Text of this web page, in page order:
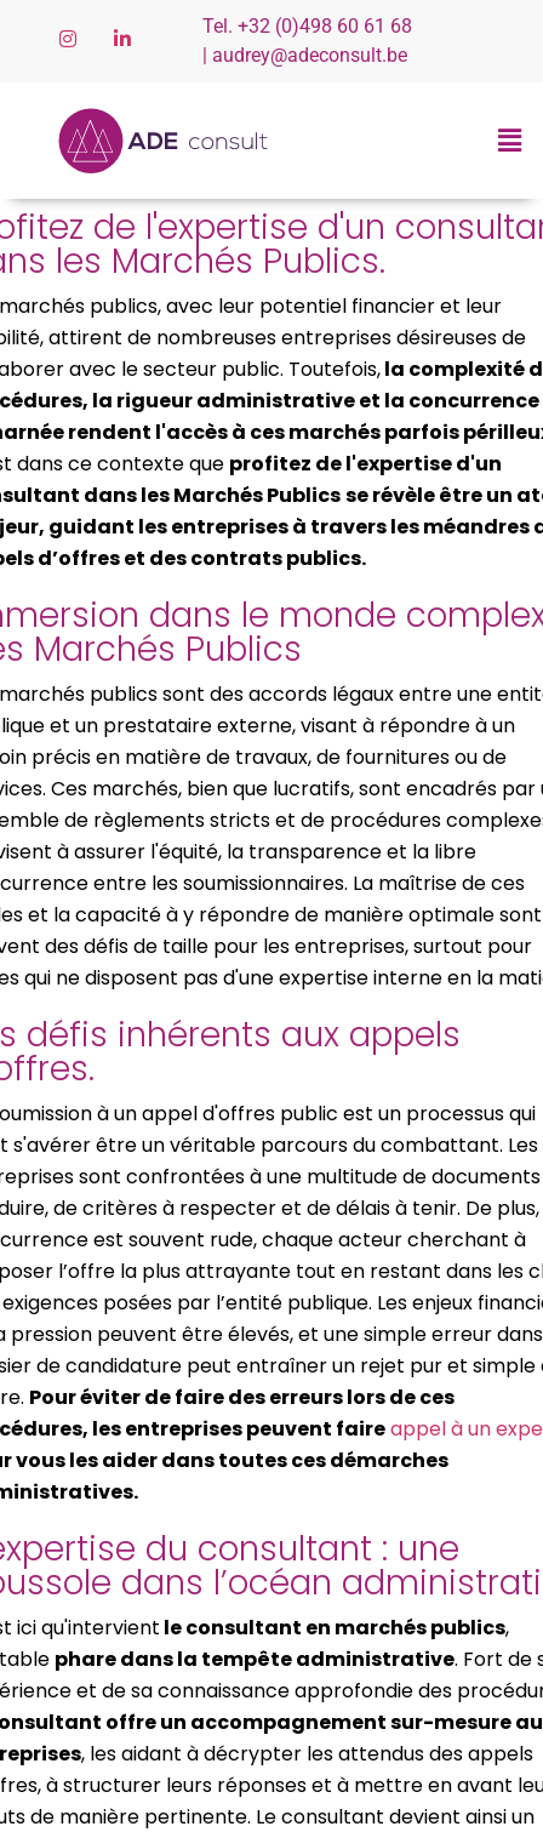
Tel. +32 (0)498 60 61 68
| audrey@adeconsult.be
de l'expertise d'un
les Marchés Publics.
publics, avec leur potentiel financier et leur
attirent de nombreuses entreprises désireuses de
avec le secteur public. Toutefois,la complexité
la rigueur administrative et la concurrence
rendent l'accès à ces marchés parfois
dans ce contexte que profitez de l'expertise d'un
dans les Marchés Publicsse révèle être un
guidant les entreprises à travers les méandres
d’offres et des contrats publics.
dans le monde
Marchés Publics
publics sont des accords légaux entre une
et un prestataire externe, visant à répondre à un
précis en matière de travaux, de fournitures ou de
Ces marchés, bien que lucratifs, sont encadrés par
de règlements stricts et de procédures
à assurer l'équité, la transparence et la libre
entre les soumissionnaires. La maîtrise de ces
et la capacité à y répondre de manière optimale sont
des défis de taille pour les entreprises, surtout pour
qui ne disposent pas d'une expertise interne en la
défis inhérents aux appels
à un appel d'offres public est un processus qui
s'avérer être un véritable parcours du combattant. Les
sont confrontées à une multitude de
de critères à respecter et de délais à tenir. De
est souvent rude, chaque acteur cherchant à
l’offre la plus attrayante tout en restant dans les
posées par l’entité publique. Les enjeux
pression peuvent être élevés, et une simple erreur
de candidature peut entraîner un rejet pur et simple
Pour éviter de faire des erreurs lors de ces
les entreprises peuvent faireappel à un
vous les aider dans toutes ces démarches
du consultant : une
dans l’océan
ici qu'intervient le consultant en marchés publics,
phare dans la tempête administrative. Fort de
et de sa connaissance approfondie des
offre un accompagnement sur-mesure
, les aidant à décrypter les attendus des appels
à structurer leurs réponses et à mettre en avant
de manière pertinente. Le consultant devient ainsi un